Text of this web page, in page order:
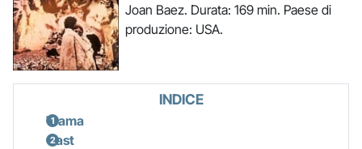
Joan Baez. Durata: 169 min. Paese di
produzione: USA.
INDICE
Trama
Cast